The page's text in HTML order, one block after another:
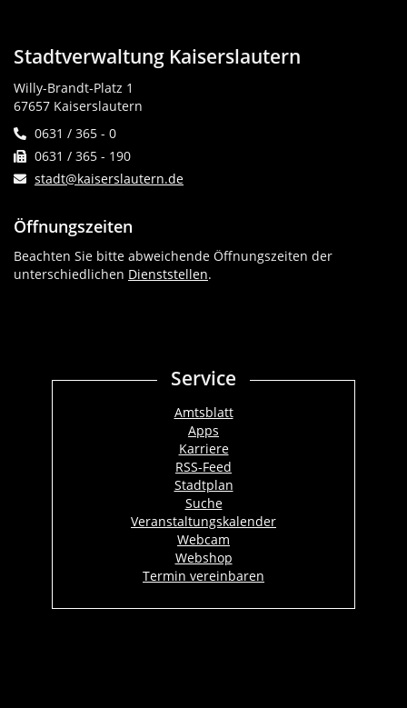
Stadtverwaltung Kaiserslautern
Willy-Brandt-Platz 1
67657 Kaiserslautern
0631 / 365 - 0
0631 / 365 - 190
stadt@kaiserslautern.de
Öffnungszeiten
Beachten Sie bitte abweichende Öffnungszeiten der
unterschiedlichen Dienststellen.
Service
Amtsblatt
Apps
Karriere
RSS-Feed
Stadtplan
Suche
Veranstaltungskalender
Webcam
Webshop
Termin vereinbaren